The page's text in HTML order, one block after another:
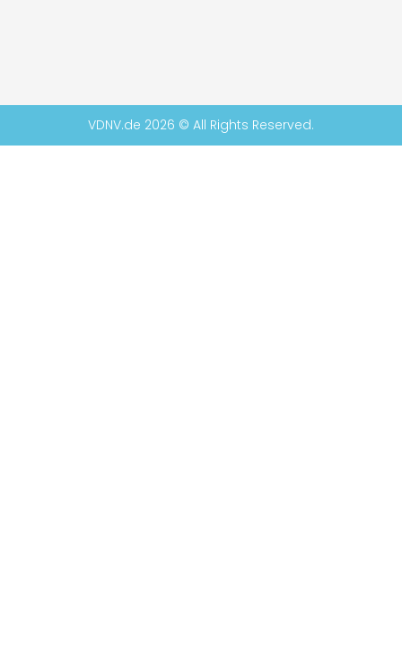
VDNV.de 2026 © All Rights Reserved.